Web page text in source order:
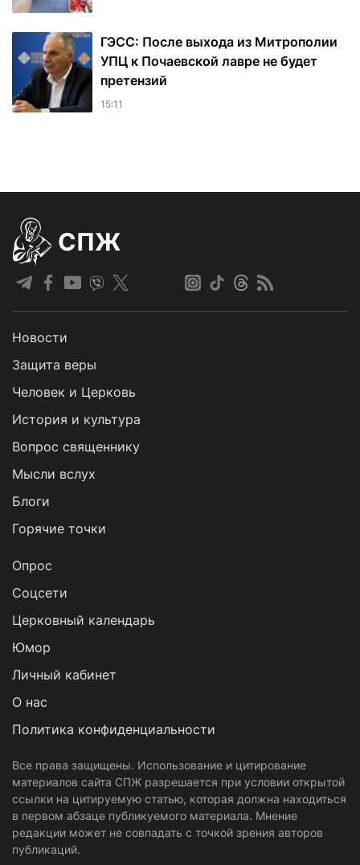
ГЭСС: После выхода из Митрополии
УПЦ к Почаевской лавре не будет
претензий
15:11
СПЖ
Новости
Защита веры
Человек и Церковь
История и культура
Вопрос священнику
Мысли вслух
Блоги
Горячие точки
Опрос
Cоцсети
Церковный календарь
Юмор
Личный кабинет
О нас
Политика конфиденциальности
Все права защищены. Использование и цитирование
материалов сайта СПЖ разрешается при условии открытой
ссылки на цитируемую статью, которая должна находиться
в первом абзаце публикуемого материала. Мнение
редакции может не совпадать с точкой зрения авторов
публикаций.